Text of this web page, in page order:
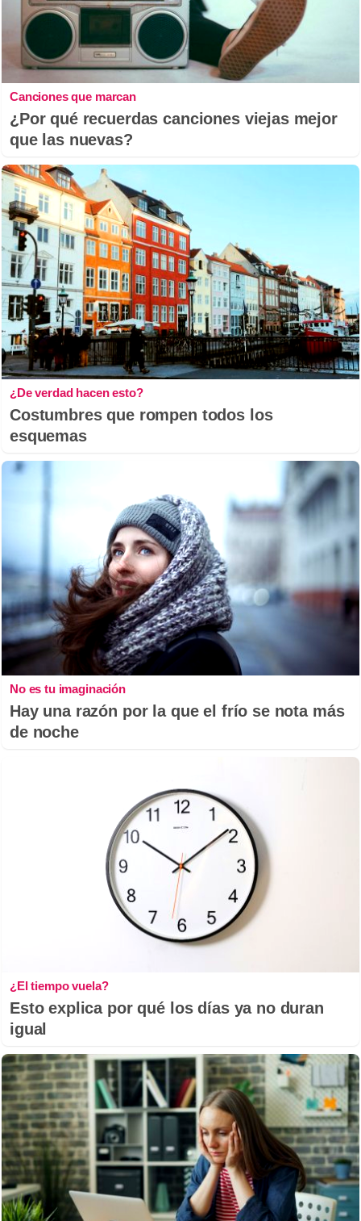
Canciones que marcan
¿Por qué recuerdas canciones viejas mejor
que las nuevas?
¿De verdad hacen esto?
Costumbres que rompen todos los
esquemas
No es tu imaginación
Hay una razón por la que el frío se nota más
de noche
¿El tiempo vuela?
Esto explica por qué los días ya no duran
igual